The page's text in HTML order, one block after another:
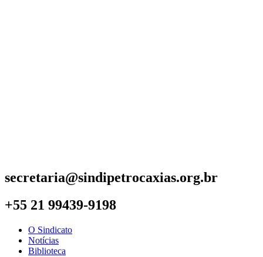
secretaria@sindipetrocaxias.org.br
+55 21 99439-9198
O Sindicato
Notícias
Biblioteca